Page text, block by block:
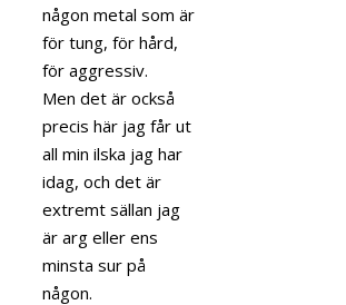
någon metal som är
för tung, för hård,
för aggressiv.
Men det är också
precis här jag får ut
all min ilska jag har
idag, och det är
extremt sällan jag
är arg eller ens
minsta sur på
någon.